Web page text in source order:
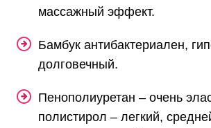
массажный эффект.
Бамбук антибактериален,
долговечный.
Пенополиуретан – очень
полистирол – легкий,